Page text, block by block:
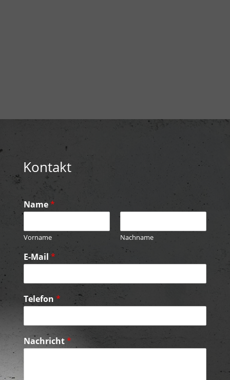
Kontakt
Name*
Vorname Nachname
E-Mail *
Telefon *
Nachricht*